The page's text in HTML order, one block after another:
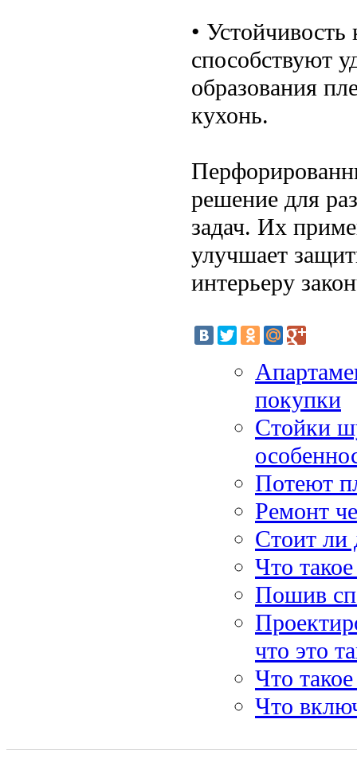
•
способствуют
образования
кухонь.
решение для
задач. Их
улучшает
интерьеру
покупки
Стойки
Потеют
Ремонт
Стоит ли
Что
Пошив
что это
Что
Что